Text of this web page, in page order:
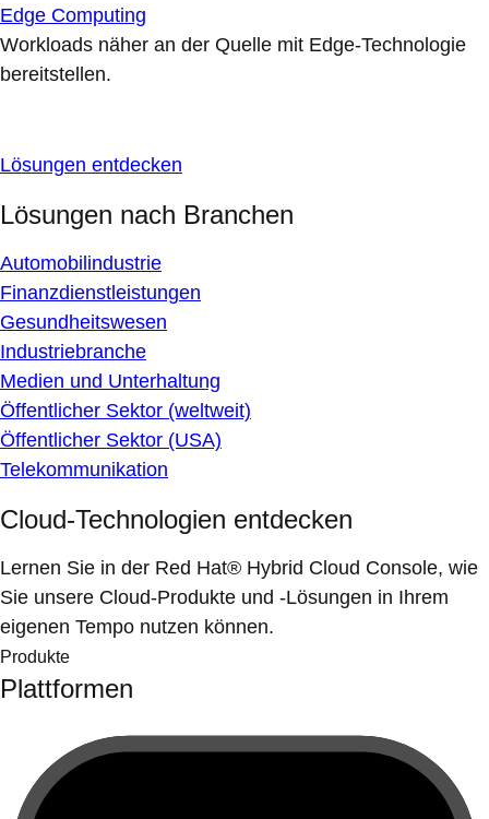
Edge Computing
Workloads näher an der Quelle mit Edge-Technologie
bereitstellen.
Lösungen entdecken
Lösungen nach Branchen
Automobilindustrie
Finanzdienstleistungen
Gesundheitswesen
Industriebranche
Medien und Unterhaltung
Öffentlicher Sektor (weltweit)
Öffentlicher Sektor (USA)
Telekommunikation
Cloud-Technologien entdecken
Lernen Sie in der Red Hat® Hybrid Cloud Console, wie
Sie unsere Cloud-Produkte und -Lösungen in Ihrem
eigenen Tempo nutzen können.
Produkte
Plattformen